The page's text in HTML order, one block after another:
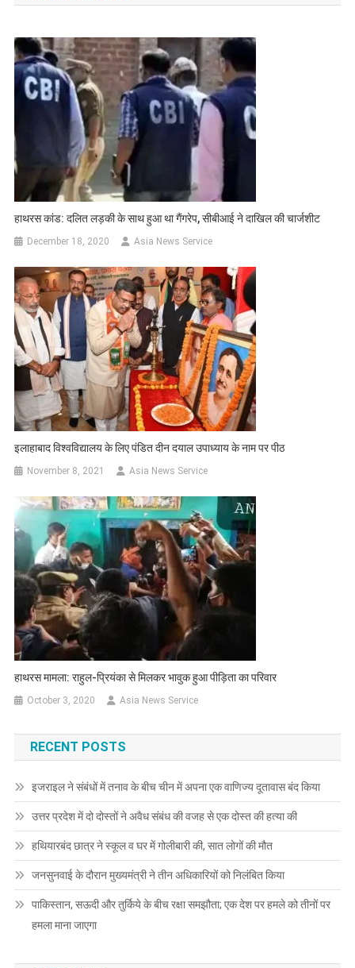
हाथरस कांड: दलित लड़की के साथ हुआ था गैंगरेप, सीबीआई ने दाखिल की चार्जशीट
December 18, 2020 Asia News Service
इलाहाबाद विश्वविद्यालय के लिए पंडित दीन दयाल उपाध्याय के नाम पर पीठ
November 8, 2021 Asia News Service
हाथरस मामला: राहुल-प्रियंका से मिलकर भावुक हुआ पीड़िता का परिवार
October 3, 2020 Asia News Service
RECENT POSTS
इजराइल ने संबंधों में तनाव के बीच चीन में अपना एक वाणिज्य दूतावास बंद किया
उत्तर प्रदेश में दो दोस्तों ने अवैध संबंध की वजह से एक दोस्त की हत्या की
हथियारबंद छात्र ने स्कूल व घर में गोलीबारी की, सात लोगों की मौत
जनसुनवाई के दौरान मुख्यमंत्री ने तीन अधिकारियों को निलंबित किया
पाकिस्तान, सऊदी और तुर्किये के बीच रक्षा समझौता; एक देश पर हमले को तीनों पर
हमला माना जाएगा